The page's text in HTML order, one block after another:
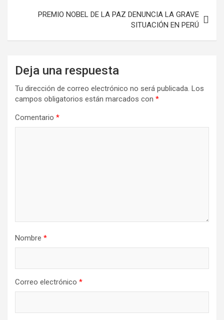
entradasPREMIO NOBEL DE LA PAZ DENUNCIA LA GRAVE
SITUACIÓN EN PERÚ
Deja una respuesta
Tu dirección de correo electrónico no será publicada. Los
campos obligatorios están marcados con *
Comentario *
Nombre *
Correo electrónico *